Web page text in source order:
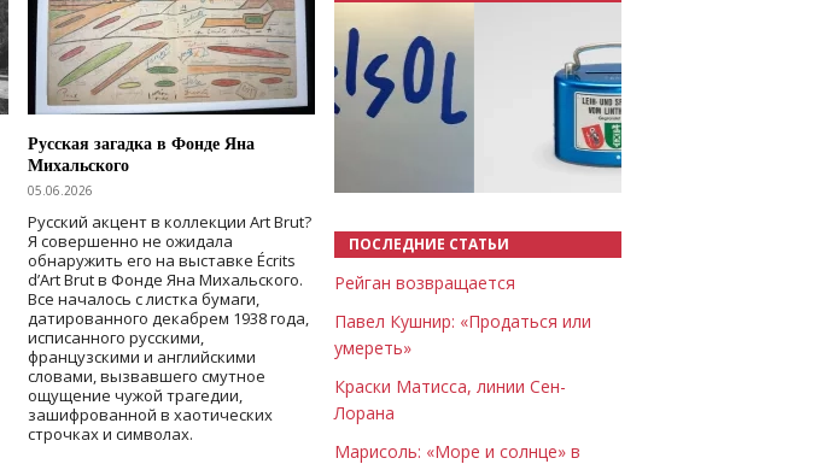
Русская загадка в Фонде Яна
Михальского
05.06.2026
Русский акцент в коллекции Art Brut?
Я совершенно не ожидала
обнаружить его на выставке Écrits
d’Art Brut в Фонде Яна Михальского.
Все началось с листка бумаги,
датированного декабрем 1938 года,
исписанного русскими,
французскими и английскими
словами, вызвавшего смутное
ощущение чужой трагедии,
зашифрованной в хаотических
строчках и символах.
ПОСЛЕДНИЕ СТАТЬИ
Рейган возвращается
Павел Кушнир: «Продаться или
умереть»
Краски Матисса, линии Сен-
Лорана
Марисоль: «Море и солнце» в